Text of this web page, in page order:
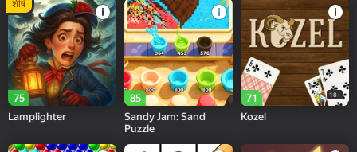
75
शीर्ष
Lamplighter
85
Sandy Jam: Sand
Puzzle
71 18+
Kozel